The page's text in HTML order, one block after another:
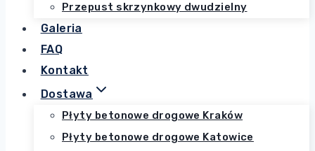
Przepust skrzynkowy dwudzielny
Galeria
FAQ
Kontakt
Dostawa
Płyty betonowe drogowe Kraków
Płyty betonowe drogowe Katowice